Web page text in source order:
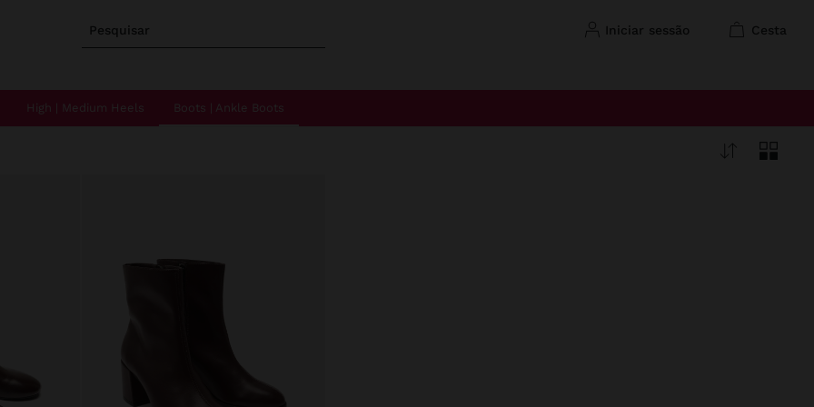
Pesquisar iniciar sessão cesta
High | Medium Heels Boots | Ankle Boots